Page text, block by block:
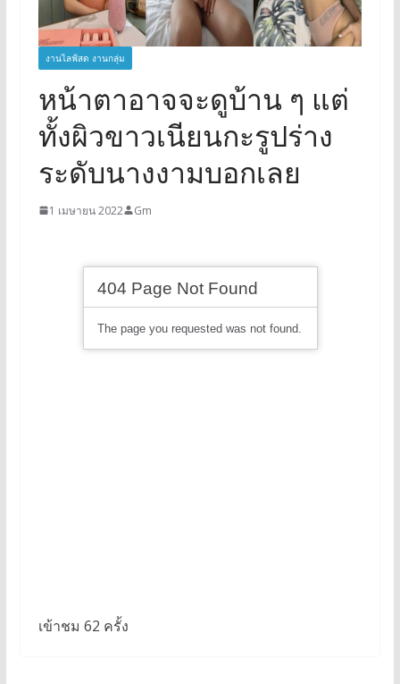
งานไลฟ์สด งานกลุ่ม
หน้าตาอาจจะดูบ้าน ๆ แต่
ทั้งผิวขาวเนียนกะรูปร่าง
ระดับนางงามบอกเลย
1 เมษายน 2022 Gm
เข้าชม 62 ครั้ง